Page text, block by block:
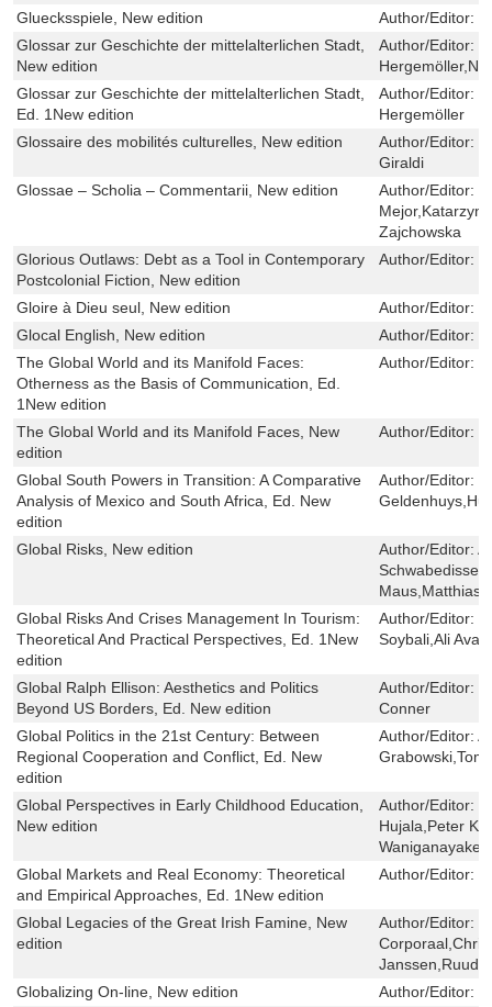
Gluecksspiele, New edition
Author/Editor:
Glossar zur Geschichte der mittelalterlichen Stadt,
New edition
Author/Editor:
Glossar zur Geschichte der mittelalterlichen Stadt,
Ed. 1New edition
Author/Editor:
Hergemöller
Glossaire des mobilités culturelles, New edition
Author/Editor:
Giraldi
Glossae – Scholia – Commentarii, New edition
Author/Editor:
Zajchowska
Glorious Outlaws: Debt as a Tool in Contemporary
Postcolonial Fiction, New edition
Author/Editor:
Gloire à Dieu seul, New edition Author/Editor:
Glocal English, New edition
Author/Editor:
The Global World and its Manifold Faces:
Otherness as the Basis of Communication, Ed.
1New edition
Author/Editor:
The Global World and its Manifold Faces, New
edition
Author/Editor:
Global South Powers in Transition: A Comparative
Analysis of Mexico and South Africa, Ed. New
edition
Author/Editor:
Global Risks, New edition Author/Editor:
Maus,Matthias
Global Risks And Crises Management In Tourism:
Theoretical And Practical Perspectives, Ed. 1New
edition
Author/Editor:
Soybali,Ali Avan
Global Ralph Ellison: Aesthetics and Politics
Beyond US Borders, Ed. New edition
Author/Editor:
Conner
Global Politics in the 21st Century: Between
Regional Cooperation and Conflict, Ed. New
edition
Author/Editor:
Global Perspectives in Early Childhood Education,
New edition
Author/Editor:
Hujala,Peter K.
Waniganayake
Global Markets and Real Economy: Theoretical
and Empirical Approaches, Ed. 1New edition
Author/Editor:
Global Legacies of the Great Irish Famine, New
edition
Author/Editor:
Janssen,Ruud
Globalizing On-line, New edition
Author/Editor: